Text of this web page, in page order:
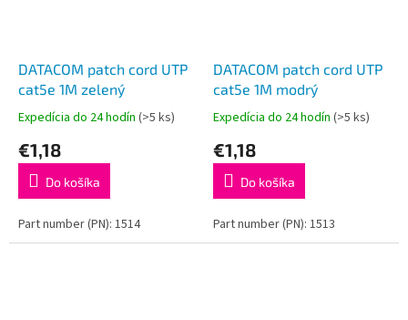
DATACOM patch cord UTP
cat5e 1M zelený
Expedícia do 24 hodín (>5 ks)
€1,18
Do košíka
Part number (PN): 1514
DATACOM patch cord UTP
cat5e 1M modrý
Expedícia do 24 hodín (>5 ks)
€1,18
Do košíka
Part number (PN): 1513